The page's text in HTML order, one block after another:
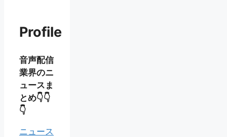
Profile
音声配信
業界のニ
ュースま
とめ👇👇
👇
ニュース